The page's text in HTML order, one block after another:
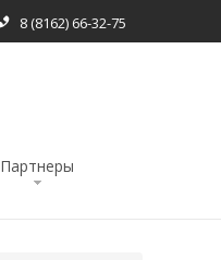
8 (8162) 66-32-75
Партнеры